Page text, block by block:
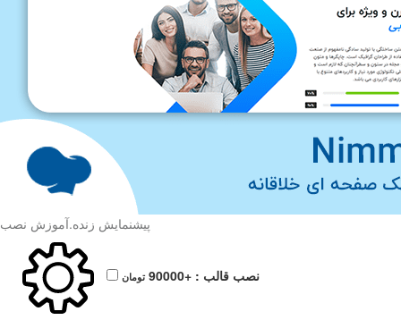
پیشنمایش زنده.آموزش نصب
نصب قالب : +90000 تومان